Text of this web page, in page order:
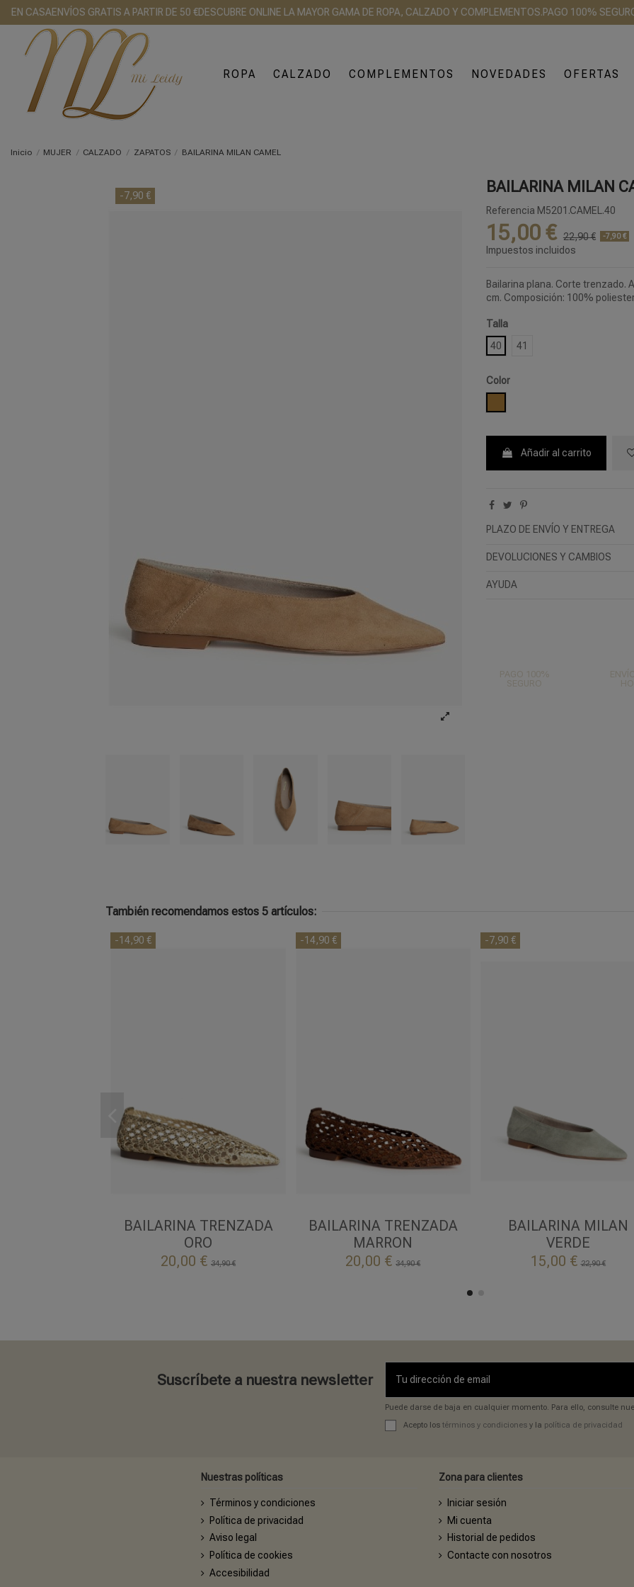
CASAENVÍOS GRATIS A PARTIR DE 50 € DESCUBRE ONLINE LA MAYOR GAMA DE ROPA, CALZADO Y COMPLEMENTOS.PAGO 100% SEGURO
ROPA CALZADO COMPLEMENTOS NOVEDADES OFERTAS
Inicio MUJER CALZADO ZAPATOS BAILARINA MILAN CAMEL
-7,90 € BAILARINA MILAN
Referencia M5201.CAMEL.40
15,00 € 22,90 € -7,90 €
Impuestos incluidos
Bailarina plana. Corte trenzado.
cm. Composición: 100%
Talla
40
41
Color
Añadir al carrito
PLAZO DE ENVÍO Y ENTREGA
DEVOLUCIONES Y CAMBIOS
AYUDA
PAGO 100%
SEGURO
También recomendamos estos 5 artículos:
-14,90 €
BAILARINA TRENZADA
ORO
20,00 €34,90 €
ORO
 Añadir al carrito
-14,90 €
BAILARINA TRENZADA
MARRON
20,00 €34,90 €
MARRON
 Añadir al carrito
-7,90 €
BAILARINA MILAN
VERDE
15,00 €22,90 €
VERDE
 Añadir al carrito
Suscríbete a nuestra newsletter
Puede darse de baja en cualquier momento. Para ello, consulte
Acepto los términos y condiciones y la política de privacidad
Nuestras políticas
Términos y condiciones
Política de privacidad
Aviso legal
Política de cookies
Accesibilidad
Zona para clientes
Iniciar sesión
Mi cuenta
Historial de pedidos
Contacte con nosotros